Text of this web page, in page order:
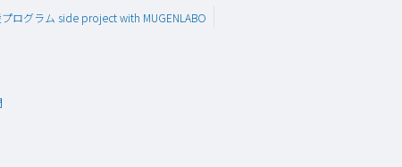
ログラム side project with MUGENLABO